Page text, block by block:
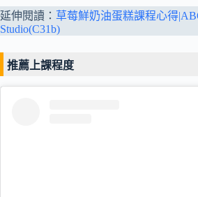
延伸閱讀： 草莓鮮奶油蛋糕課程心得
Studio(C31b)
推薦上課程度